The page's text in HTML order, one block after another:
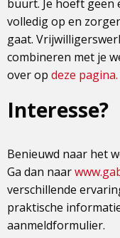
buurt. Je hoeft geen
volledig op en
gaat.
combineren met je
over op deze pagina.
Interesse?
Benieuwd naar het
Ga dan naar
verschillende
praktische
aanmeldformulier.